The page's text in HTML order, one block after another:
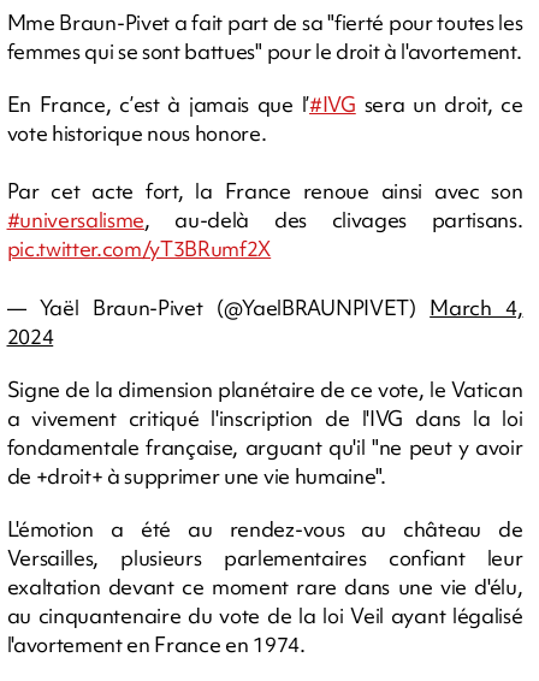
Mme Braun-Pivet a fait part de sa "fierté pour toutes les
femmes qui se sont battues" pour le droit à l'avortement.
En France, c’est à jamais que l’#IVG sera un droit, ce
vote historique nous honore.
Par cet acte fort, la France renoue ainsi avec son
#universalisme, au-delà des clivages partisans.
pic.twitter.com/yT3BRumf2X
— Yaël Braun-Pivet (@YaelBRAUNPIVET) March 4,
2024
Signe de la dimension planétaire de ce vote, le Vatican
a vivement critiqué l'inscription de l'IVG dans la loi
fondamentale française, arguant qu'il "ne peut y avoir
de +droit+ à supprimer une vie humaine".
L'émotion a été au rendez-vous au château de
Versailles, plusieurs parlementaires confiant leur
exaltation devant ce moment rare dans une vie d'élu,
au cinquantenaire du vote de la loi Veil ayant légalisé
l'avortement en France en 1974.